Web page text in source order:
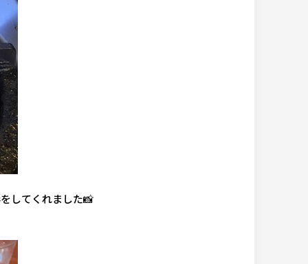
してくれました📸